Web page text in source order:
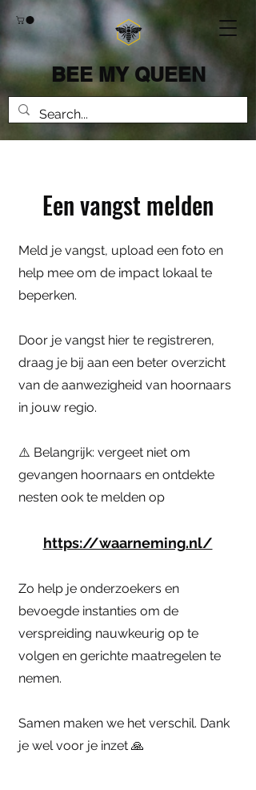
BEE MY QUEEN
Een vangst melden
Meld je vangst, upload een foto en
help mee om de impact lokaal te
beperken.
Door je vangst hier te registreren,
draag je bij aan een beter overzicht
van de aanwezigheid van hoornaars
in jouw regio.
⚠️ Belangrijk: vergeet niet om
gevangen hoornaars en ontdekte
nesten ook te melden op
https://waarneming.nl/
Zo help je onderzoekers en
bevoegde instanties om de
verspreiding nauwkeurig op te
volgen en gerichte maatregelen te
nemen.
Samen maken we het verschil. Dank
je wel voor je inzet 🙏